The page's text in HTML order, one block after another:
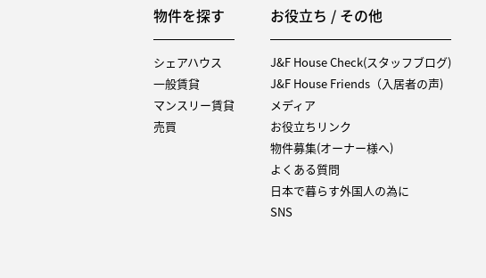
物件を探す
シェアハウス
一般賃貸
マンスリー賃貸
売買
お役立ち / その他
J&F House Check(スタッフブログ)
J&F House Friends（入居者の声)
メディア
お役立ちリンク
物件募集(オーナー様へ)
よくある質問
日本で暮らす外国人の為に
SNS